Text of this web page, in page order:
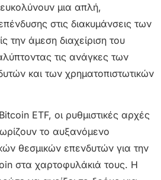
μια απλή,
στις διακυμάνσεις των
την άμεση διαχείριση του
τις ανάγκες των
και των χρηματοπιστωτικών
ETF, οι ρυθμιστικές αρχές
το αυξανόμενο
θεσμικών επενδυτών για την
στα χαρτοφυλάκιά τους. Η